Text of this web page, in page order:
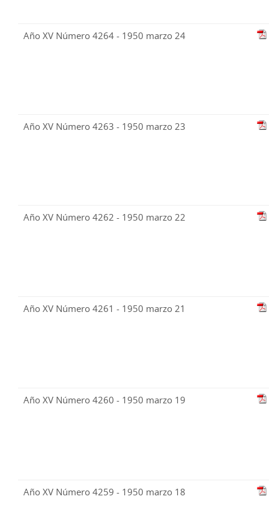
Año XV Número 4264 - 1950 marzo 24
Año XV Número 4263 - 1950 marzo 23
Año XV Número 4262 - 1950 marzo 22
Año XV Número 4261 - 1950 marzo 21
Año XV Número 4260 - 1950 marzo 19
Año XV Número 4259 - 1950 marzo 18